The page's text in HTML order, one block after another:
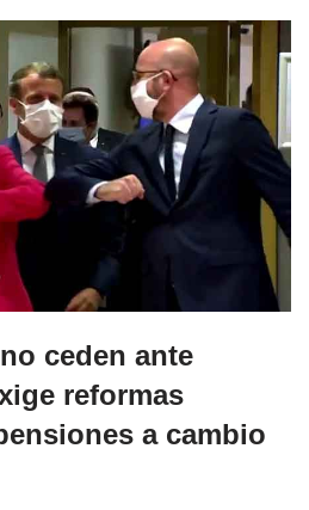
ceden ante
reformas
a cambio